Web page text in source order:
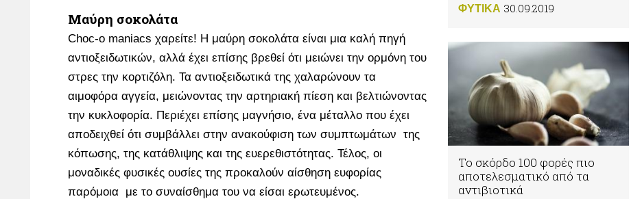
Μαύρη σοκολάτα
Choc-o maniacs χαρείτε! Η μαύρη σοκολάτα είναι μια καλή πηγή
αντιοξειδωτικών, αλλά έχει επίσης βρεθεί ότι μειώνει την ορμόνη του
στρες την κορτιζόλη. Τα αντιοξειδωτικά της χαλαρώνουν τα
αιμοφόρα αγγεία, μειώνοντας την αρτηριακή πίεση και βελτιώνοντας
την κυκλοφορία. Περιέχει επίσης μαγνήσιο, ένα μέταλλο που έχει
αποδειχθεί ότι συμβάλλει στην ανακούφιση των συμπτωμάτων της
κόπωσης, της κατάθλιψης και της ευερεθιστότητας. Τέλος, οι
μοναδικές φυσικές ουσίες της προκαλούν αίσθηση ευφορίας
παρόμοια με το συναίσθημα του να είσαι ερωτευμένος.
ΦΥΤΙΚA 30.09.2019
Το σκόρδο 100 φορές πιο
αποτελεσματικό από τα
αντιβιοτικά